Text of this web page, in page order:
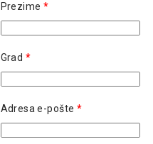
Prezime *
Grad *
Adresa e-pošte *